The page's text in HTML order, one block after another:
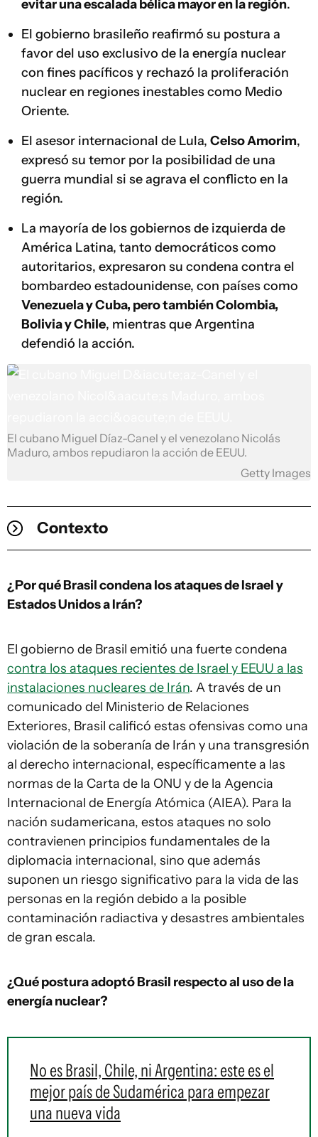
evitar una escalada bélica mayor en la región.
El gobierno brasileño reafirmó su postura a
favor del uso exclusivo de la energía nuclear
con fines pacíficos y rechazó la proliferación
nuclear en regiones inestables como Medio
Oriente.
El asesor internacional de Lula, Celso Amorim,
expresó su temor por la posibilidad de una
guerra mundial si se agrava el conflicto en la
región.
La mayoría de los gobiernos de izquierda de
América Latina, tanto democráticos como
autoritarios, expresaron su condena contra el
bombardeo estadounidense, con países como
Venezuela y Cuba, pero también Colombia,
Bolivia y Chile, mientras que Argentina
defendió la acción.
El cubano Miguel Díaz-Canel y el venezolano Nicolás
Maduro, ambos repudiaron la acción de EEUU.
Getty Images
Contexto
¿Por qué Brasil condena los ataques de Israel y
Estados Unidos a Irán?
El gobierno de Brasil emitió una fuerte condena
contra los ataques recientes de Israel y EEUU a las
instalaciones nucleares de Irán. A través de un
comunicado del Ministerio de Relaciones
Exteriores, Brasil calificó estas ofensivas como una
violación de la soberanía de Irán y una transgresión
al derecho internacional, específicamente a las
normas de la Carta de la ONU y de la Agencia
Internacional de Energía Atómica (AIEA). Para la
nación sudamericana, estos ataques no solo
contravienen principios fundamentales de la
diplomacia internacional, sino que además
suponen un riesgo significativo para la vida de las
personas en la región debido a la posible
contaminación radiactiva y desastres ambientales
de gran escala.
¿Qué postura adoptó Brasil respecto al uso de la
energía nuclear?
No es Brasil, Chile, ni Argentina: este es el
mejor país de Sudamérica para empezar
una nueva vida